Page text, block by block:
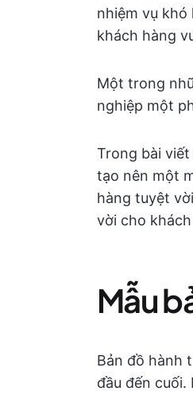
nhiệm vụ khó
khách hàng
Một trong
nghiệp một
Trong bài
tạo nên một
hàng tuyệt
vời cho
Mẫu
Bản đồ hành
đầu đến